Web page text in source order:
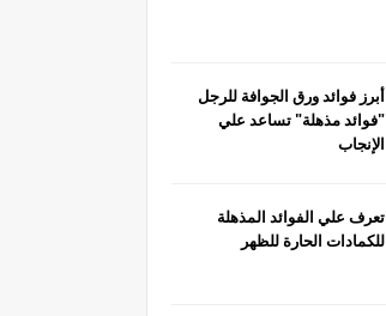
أبرز فوائد ورق الجوافة للرجل
"فوائد مذهلة" تساعد علي
الإنجاب
تعرف علي الفوائد المذهلة
للكمادات الحارة للظهر